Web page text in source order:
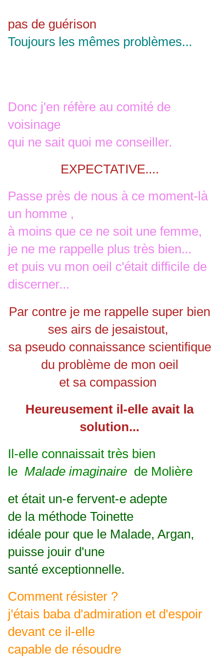
pas de guérison
Toujours les mêmes problèmes...
Donc j'en réfère au comité de
voisinage
qui ne sait quoi me conseiller.
EXPECTATIVE....
Passe près de nous à ce moment-là
un homme ,
à moins que ce ne soit une femme,
je ne me rappelle plus très bien...
et puis vu mon oeil c'était difficile de
discerner...
Par contre je me rappelle super bien
ses airs de jesaistout,
sa pseudo connaissance scientifique
du problème de mon oeil
et sa compassion
Heureusement il-elle avait la
solution...
Il-elle connaissait très bien
le Malade imaginaire de Molière
et était un-e fervent-e adepte
de la méthode Toinette
idéale pour que le Malade, Argan,
puisse jouir d'une
santé exceptionnelle.
Comment résister ?
j'étais baba d'admiration et d'espoir
devant ce il-elle
capable de résoudre